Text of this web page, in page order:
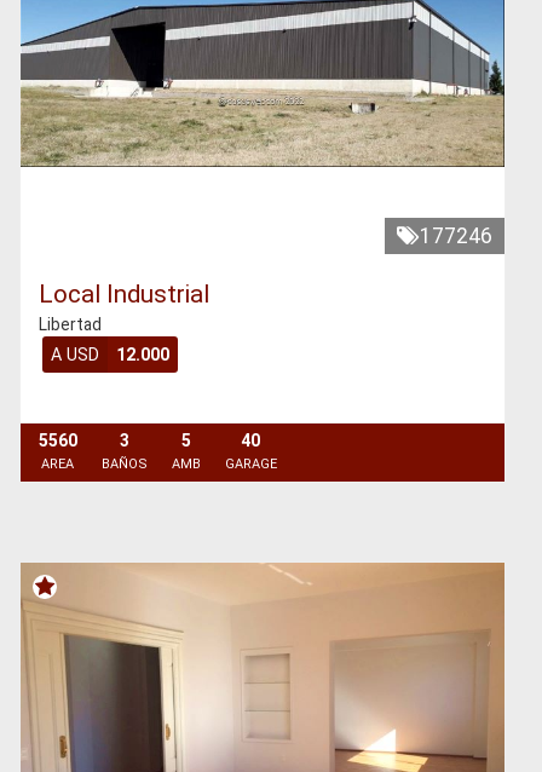
177246
Local Industrial
Libertad
A USD
12.000
5560
AREA
3
BAÑOS
5
AMB
40
GARAGE